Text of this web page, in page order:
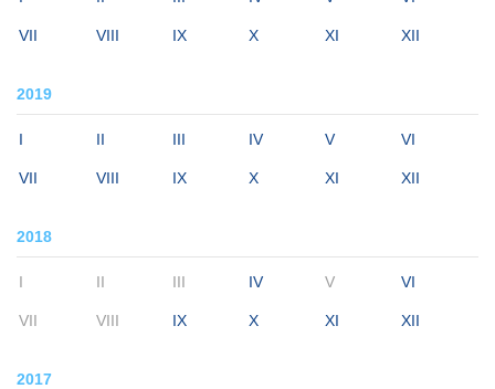
VII VIII IX X XI XII
2019
I II III IV V VI
VII VIII IX X XI XII
2018
I II III IV V VI
VII VIII IX X XI XII
2017